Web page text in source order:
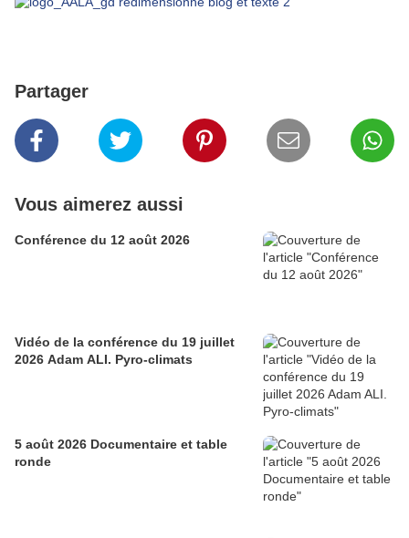
Partager
Vous aimerez aussi
Conférence du 12 août 2026
Vidéo de la conférence du 19 juillet
2026 Adam ALI. Pyro-climats
5 août 2026 Documentaire et table
ronde